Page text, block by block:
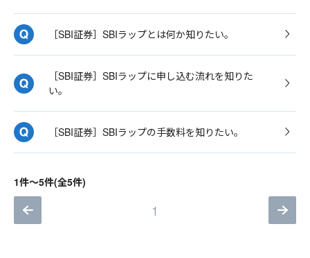
［SBI証券］SBIラップとは何か知りたい。
［SBI証券］SBIラップに申し込む流れを知りた
い。
［SBI証券］SBIラップの手数料を知りたい。
1件～5件(全5件)
1